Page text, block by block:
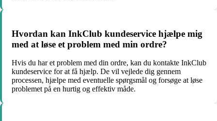
Hvordan kan InkClub kundeservice hjælpe mig
med at løse et problem med min ordre?
Hvis du har et problem med din ordre, kan du kontakte InkClub
kundeservice for at få hjælp. De vil vejlede dig gennem
processen, hjælpe med eventuelle spørgsmål og forsøge at løse
problemet på en hurtig og effektiv måde.